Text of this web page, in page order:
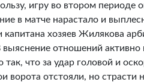
игру во втором периоде
в матче нарастало и
капитана хозяев Жилякова
отношений
так, что за удар головой и
ворота отстояли, но страсти